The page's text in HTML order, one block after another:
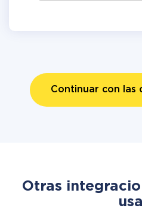
Continuar con las
Otras